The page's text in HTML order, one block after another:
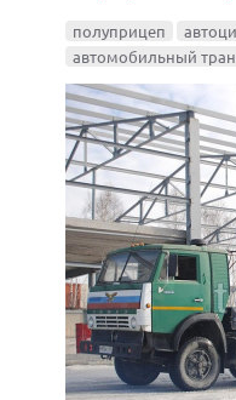
полуприцеп
автомобильный